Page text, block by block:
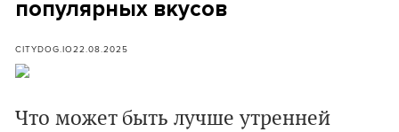
популярных вкусов
CITYDOG.IO22.08.2025
Что может быть лучше утренней